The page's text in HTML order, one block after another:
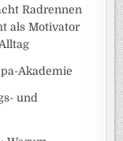
Radrennen
als Motivator
Akademie
und